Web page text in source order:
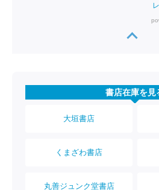
書店在庫を見
大垣書店
くまざわ書店
丸善ジュンク堂書店